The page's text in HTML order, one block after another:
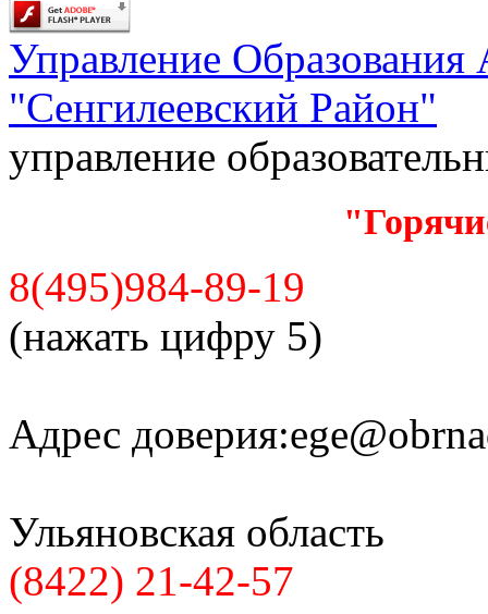
Управление
"Сенгилеевский Район"
управление
8(495)984-89-19
(нажать цифру 5)
Адрес доверия:
Ульяновская область
(8422) 21-42-57